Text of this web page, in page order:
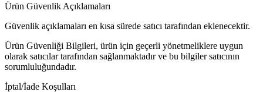
Ürün Güvenlik Açıklamaları
Güvenlik açıklamaları en kısa sürede satıcı tarafından eklenecektir.
Ürün Güvenliği Bilgileri, ürün için geçerli yönetmeliklere uygun
olarak satıcılar tarafından sağlanmaktadır ve bu bilgiler satıcının
sorumluluğundadır.
İptal/İade Koşulları